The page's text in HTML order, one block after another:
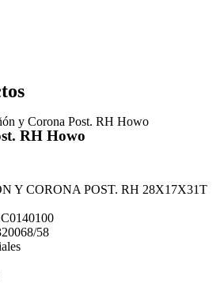
y Corona Post. RH Howo
RH Howo
Y CORONA POST. RH 28X17X31T
58